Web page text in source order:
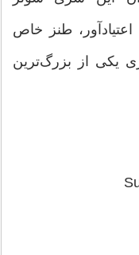
طنز خاص
یکی از بزرگ‌ترین